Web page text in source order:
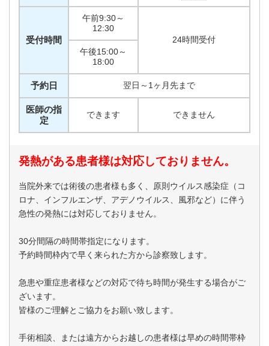
受付時間
午前9:30～
12:30
24時間受付
午後15:00～
18:00
予約日 翌日～1ヶ月先まで
医師の指
定
できます できません
発熱がある患者様は対応しておりません。
当院外来では術後の患者様も多く、原則ウイルス感染症（コ
ロナ、インフルエンザ、アデノウイルス、風邪など）に伴う
急性の発熱には対応しておりません。
30分間隔の時間帯指定になります。
予約時間枠内で早く来られた方から診察致します。
急患や重症患者様などの対応で待ち時間が発生する場合がご
ざいます。
皆様のご理解とご協力をお願い致します。
手術相談、または遠方からお越しの患者様は早めの時間帯枠